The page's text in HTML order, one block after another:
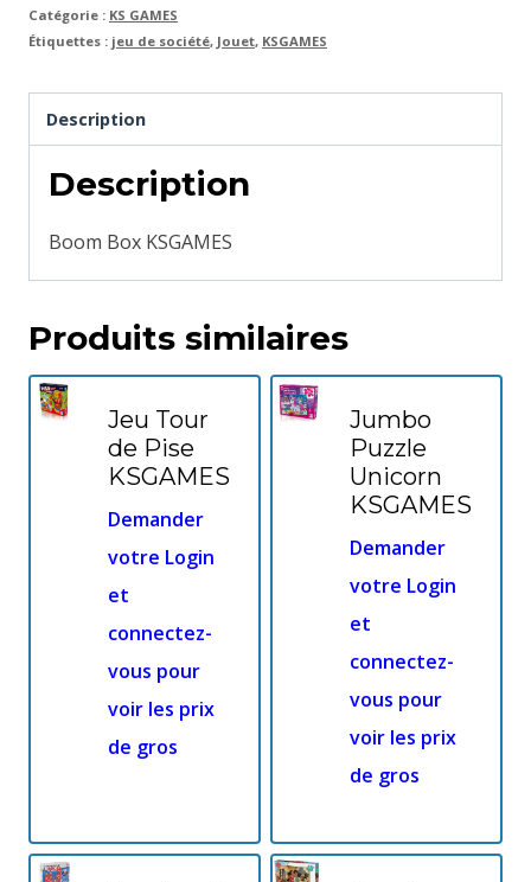
Catégorie : KS GAMES
Étiquettes : jeu de société, Jouet, KSGAMES
Description
Description
Boom Box KSGAMES
Produits similaires
Jeu Tour
de Pise
KSGAMES
Demander
votre Login
et
connectez-
vous pour
voir les prix
de gros
Jumbo
Puzzle
Unicorn
KSGAMES
Demander
votre Login
et
connectez-
vous pour
voir les prix
de gros